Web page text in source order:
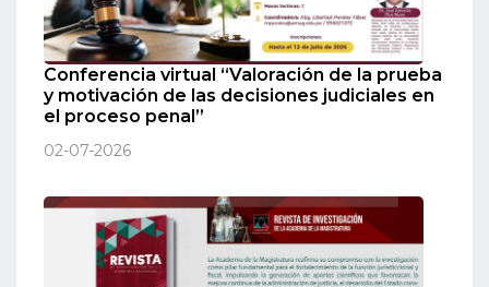
Conferencia virtual “Valoración de la prueba
y motivación de las decisiones judiciales en
el proceso penal”
02-07-2026